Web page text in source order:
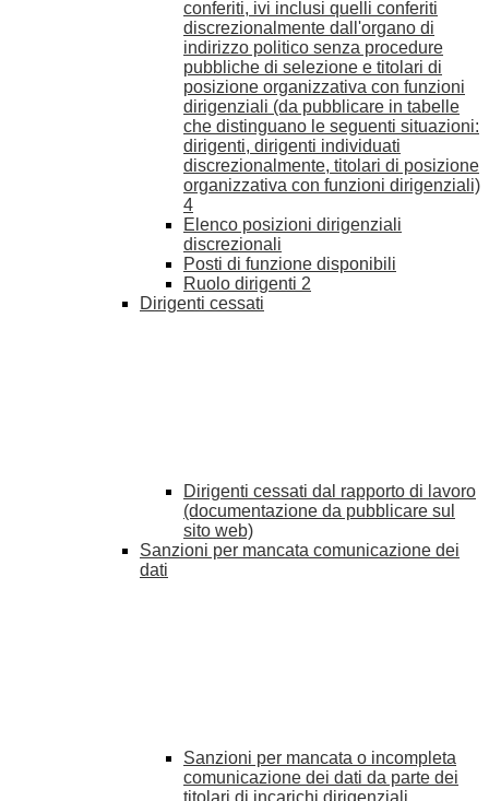
conferiti, ivi inclusi quelli conferiti
discrezionalmente dall'organo di
indirizzo politico senza procedure
pubbliche di selezione e titolari di
posizione organizzativa con funzioni
dirigenziali (da pubblicare in tabelle
che distinguano le seguenti situazioni:
dirigenti, dirigenti individuati
discrezionalmente, titolari di posizione
organizzativa con funzioni dirigenziali)
4
Elenco posizioni dirigenziali
discrezionali
Posti di funzione disponibili
Ruolo dirigenti 2
Dirigenti cessati
Dirigenti cessati dal rapporto di lavoro
(documentazione da pubblicare sul
sito web)
Sanzioni per mancata comunicazione dei
dati
Sanzioni per mancata o incompleta
comunicazione dei dati da parte dei